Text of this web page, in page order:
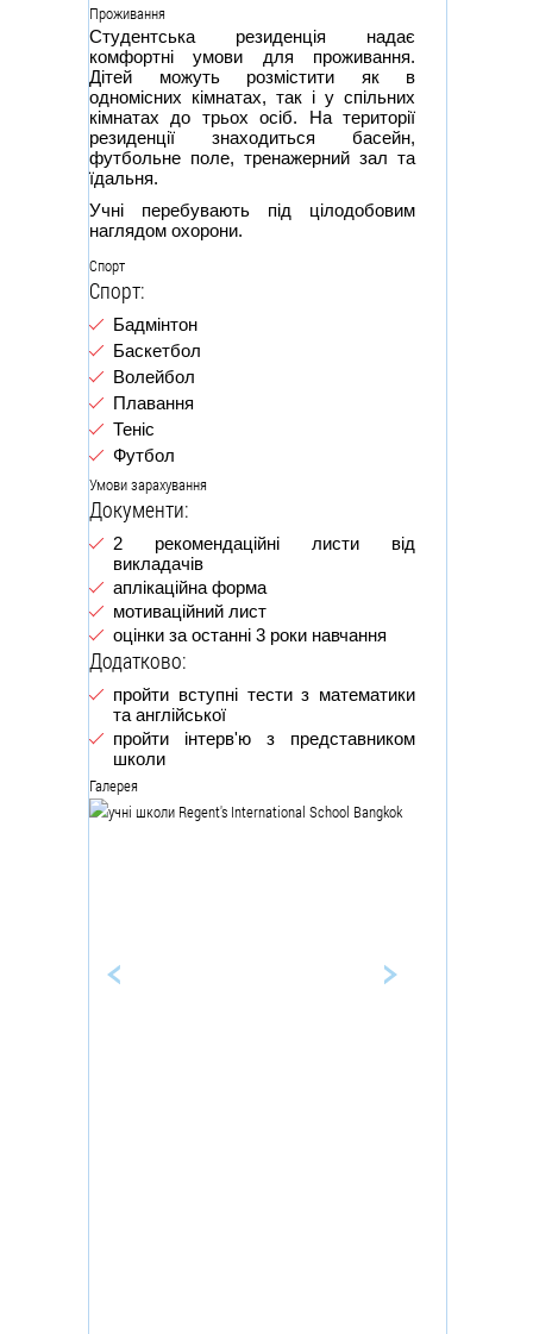
Проживання
Студентська резиденція надає
комфортні умови для проживання.
Дітей можуть розмістити як в
одномісних кімнатах, так і у спільних
кімнатах до трьох осіб. На території
резиденції знаходиться басейн,
футбольне поле, тренажерний зал та
їдальня.
Учні перебувають під цілодобовим
наглядом охорони.
Спорт
Спорт:
Бадмінтон
Баскетбол
Волейбол
Плавання
Теніс
Футбол
Умови зарахування
Документи:
2 рекомендаційні листи від
викладачів
аплікаційна форма
мотиваційний лист
оцінки за останні 3 роки навчання
Додатково:
пройти вступні тести з математики
та англійської
пройти інтерв'ю з представником
школи
Галерея